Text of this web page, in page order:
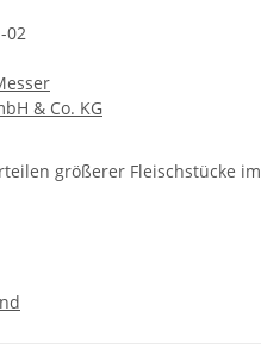
02
& Co. KG
größerer Fleischstücke im